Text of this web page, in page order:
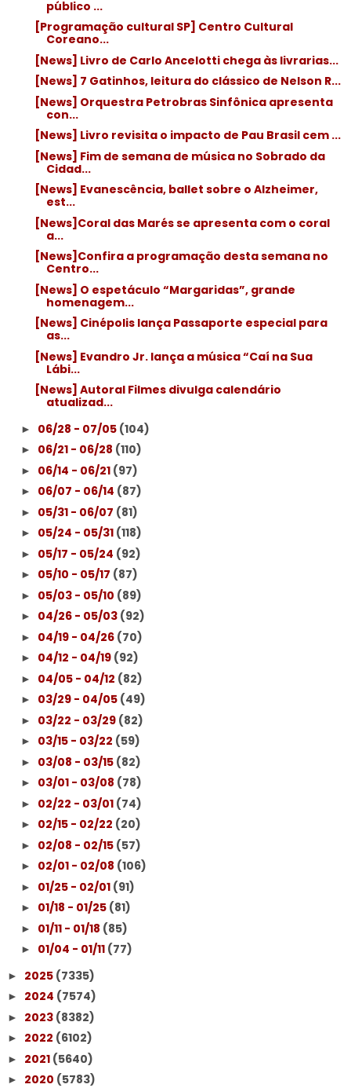
público ...
[Programação cultural SP] Centro Cultural
Coreano...
[News] Livro de Carlo Ancelotti chega às livrarias...
[News] 7 Gatinhos, leitura do clássico de Nelson R...
[News] Orquestra Petrobras Sinfônica apresenta
con...
[News] Livro revisita o impacto de Pau Brasil cem ...
[News] Fim de semana de música no Sobrado da
Cidad...
[News] Evanescência, ballet sobre o Alzheimer,
est...
[News]Coral das Marés se apresenta com o coral
a...
[News]Confira a programação desta semana no
Centro...
[News] O espetáculo “Margaridas”, grande
homenagem...
[News] Cinépolis lança Passaporte especial para
as...
[News] Evandro Jr. lança a música “Caí na Sua
Lábi...
[News] Autoral Filmes divulga calendário
atualizad...
► 06/28 - 07/05 (104)
► 06/21 - 06/28 (110)
► 06/14 - 06/21 (97)
► 06/07 - 06/14 (87)
► 05/31 - 06/07 (81)
► 05/24 - 05/31 (118)
► 05/17 - 05/24 (92)
► 05/10 - 05/17 (87)
► 05/03 - 05/10 (89)
► 04/26 - 05/03 (92)
► 04/19 - 04/26 (70)
► 04/12 - 04/19 (92)
► 04/05 - 04/12 (82)
► 03/29 - 04/05 (49)
► 03/22 - 03/29 (82)
► 03/15 - 03/22 (59)
► 03/08 - 03/15 (82)
► 03/01 - 03/08 (78)
► 02/22 - 03/01 (74)
► 02/15 - 02/22 (20)
► 02/08 - 02/15 (57)
► 02/01 - 02/08 (106)
► 01/25 - 02/01 (91)
► 01/18 - 01/25 (81)
► 01/11 - 01/18 (85)
► 01/04 - 01/11 (77)
► 2025 (7335)
► 2024 (7574)
► 2023 (8382)
► 2022 (6102)
► 2021 (5640)
► 2020 (5783)